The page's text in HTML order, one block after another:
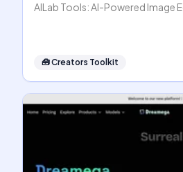
AILab Tools: AI-Powered Image
🧰Creators Toolkit